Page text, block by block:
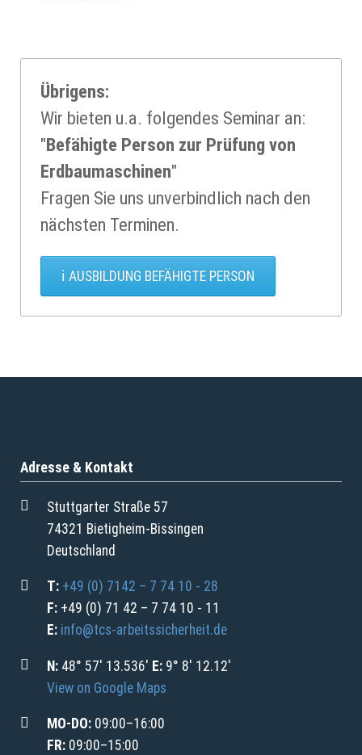
Übrigens:
Wir bieten u.a. folgendes Seminar an:
"Befähigte Person zur Prü­fung von
Erdbau­maschinen"
Fragen Sie uns unverbindlich nach den
nächsten Terminen.
AUSBILDUNG BEFÄHIGTE PERSON
Adresse & Kontakt
Stuttgarter Straße 57
74321 Bietigheim-Bissingen
Deutschland
T: +49 (0) 7142 – 7 74 10 - 28
F:+49 (0) 71 42 – 7 74 10 - 11
E: info@tcs-arbeitssicherheit.de
N: 48° 57' 13.536' E: 9° 8' 12.12'
View on Google Maps
MO-DO:09:00–16:00
FR:09:00–15:00